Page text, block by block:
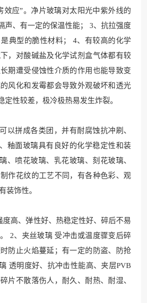
效应”。净片玻璃对太阳光中紫外线的
声、有一定的保温性能； 3、抗拉强度
典型的脆性材料； 4、有较高的化学
，对酸碱盐及化学试剂盒气体都有较
期遭受侵蚀性介质的作用也能导致变
风化和发霉都会导致外观破坏和透光
定性较差，极冷极热易发生炸裂。
以拼成各类团，并有耐腐蚀抗冲刷、
釉面玻璃具有良好的化学稳定性和装
、喷花玻璃、乳花玻璃、刻花玻璃、
作花纹的工艺不同，有各种色彩、观
装饰性。
度高、弹性好、热稳定性好、碎后不易
2、夹丝玻璃 受冲击或温度骤变后碎
防止火焰蔓延；有一定的防盗、防抢
透明度好、抗冲击性能高、夹层PVB
片不散落伤人，耐久、耐热、耐湿、